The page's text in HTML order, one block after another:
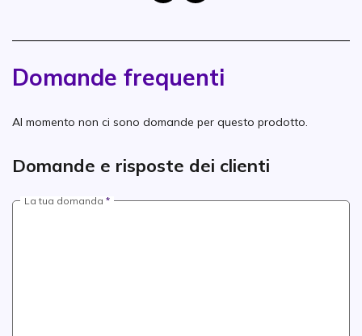
Domande frequenti
Al momento non ci sono domande per questo prodotto.
Domande e risposte dei clienti
La tua domanda